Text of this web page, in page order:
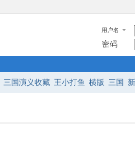
用户名
密码
三国演义收藏 王小打鱼 横版 三国